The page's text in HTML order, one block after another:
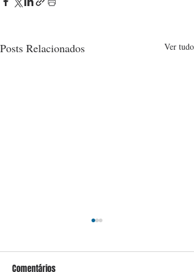
Posts Relacionados Ver tudo
Comentários